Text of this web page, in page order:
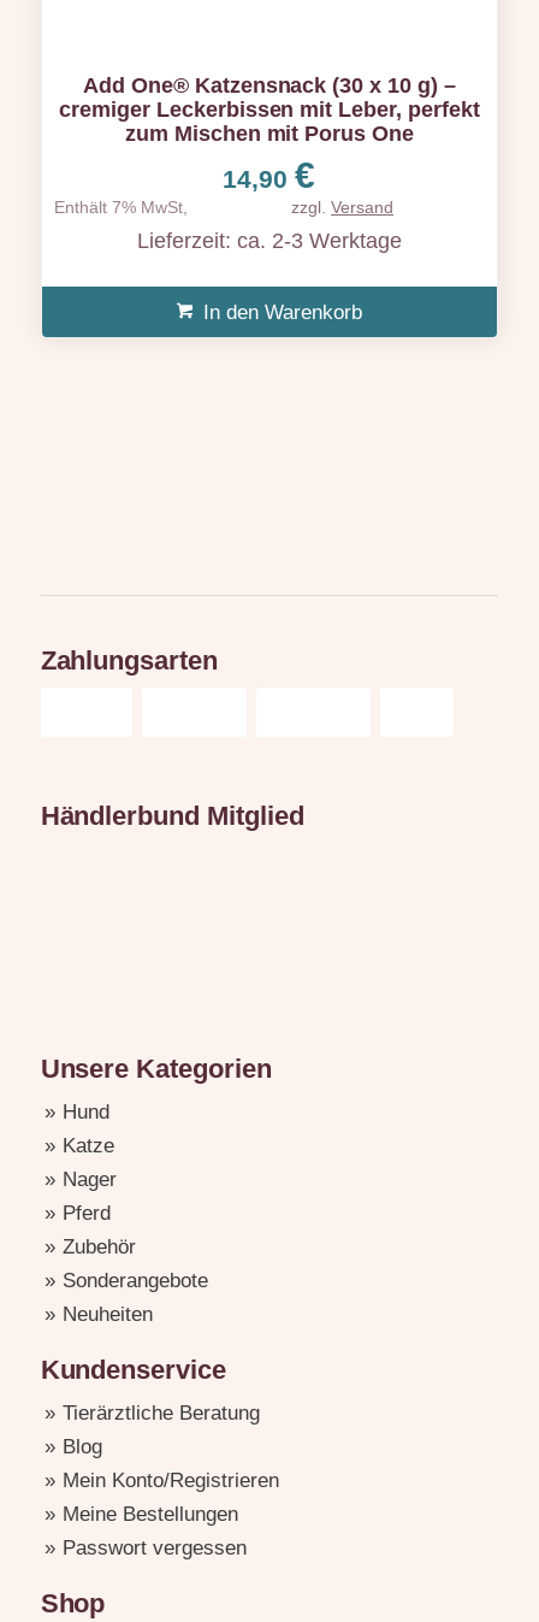
Add One® Katzensnack (30 x 10 g) –
cremiger Leckerbissen mit Leber, perfekt
zum Mischen mit Porus One
14,90€
Enthält 7% MwSt, zzgl. Versand
Lieferzeit: ca. 2-3 Werktage
In den Warenkorb
Zahlungsarten
Händlerbund Mitglied
Unsere Kategorien
Hund
Katze
Nager
Pferd
Zubehör
Sonderangebote
Neuheiten
Kundenservice
Tierärztliche Beratung
Blog
Mein Konto/Registrieren
Meine Bestellungen
Passwort vergessen
Shop